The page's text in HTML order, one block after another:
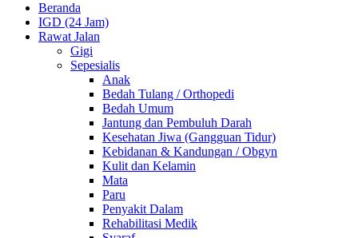
Beranda
IGD (24 Jam)
Rawat Jalan
Gigi
Sepesialis
Anak
Bedah Tulang / Orthopedi
Bedah Umum
Jantung dan Pembuluh Darah
Kesehatan Jiwa (Gangguan Tidur)
Kebidanan & Kandungan / Obgyn
Kulit dan Kelamin
Mata
Paru
Penyakit Dalam
Rehabilitasi Medik